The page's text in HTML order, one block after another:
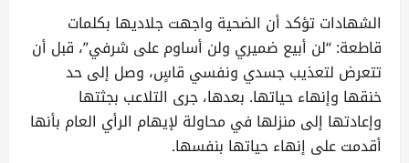
الشهادات تؤكد أن الضحية واجهت جلاديها بكلمات
قاطعة: “لن أبيع ضميري ولن أساوم على شرفي”، قبل أن
تتعرض لتعذيب جسدي ونفسي قاسٍ، وصل إلى حد
خنقها وإنهاء حياتها. بعدها، جرى التلاعب بجثتها
وإعادتها إلى منزلها في محاولة لإيهام الرأي العام بأنها
أقدمت على إنهاء حياتها بنفسها.